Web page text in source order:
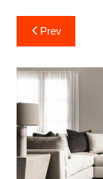
Yazı
gezinmesi
Prev